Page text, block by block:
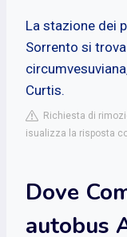
La stazione dei
Sorrento si
Curtis.
Richiesta di
isualizza la risposta
Dove
autobus